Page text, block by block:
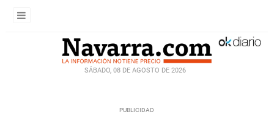
SÁBADO, 08 DE AGOSTO DE 2026